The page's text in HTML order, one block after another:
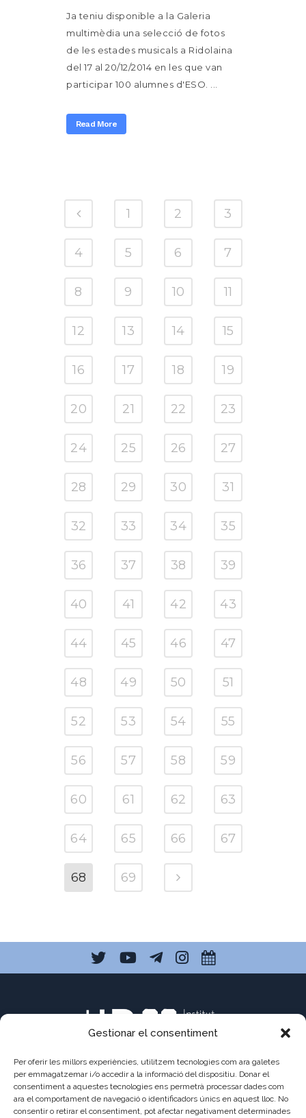
Gestionar el consentiment
Per oferir les millors experiències, utilitzem tecnologies com ara galetes
per emmagatzemar i/o accedir a la informació del dispositiu. Donar el
consentiment a aquestes tecnologies ens permetrà processar dades com
ara el comportament de navegació o identificadors únics en aquest lloc. No
consentir o retirar el consentiment, pot afectar negativament determinades
Ja teniu disponible a la Galeria
multimèdia una selecció de fotos
de les estades musicals a Ridolaina
del 17 al 20/12/2014 en les que van
participar 100 alumnes d'ESO. ...
Read More
1 2 3
4 5 6 7
8 9 10 11
12 13 14 15
16 17 18 19
20 21 22 23
24 25 26 27
28 29 30 31
32 33 34 35
36 37 38 39
40 41 42 43
44 45 46 47
48 49 50 51
52 53 54 55
56 57 58 59
60 61 62 63
64 65 66 67
68 69
C/ Pau Claris 121
08009 Barcelona